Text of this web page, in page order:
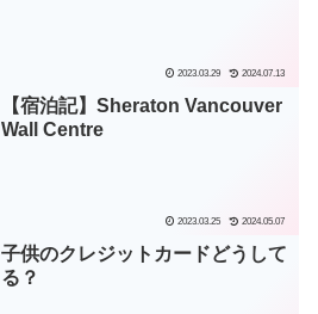
2023.03.29 2024.07.13
【宿泊記】Sheraton Vancouver
Wall Centre
2023.03.25 2024.05.07
子供のクレジットカードどうして
る？